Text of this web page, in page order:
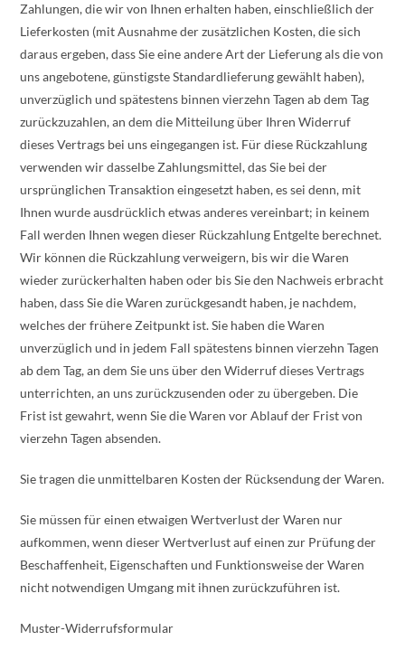
Zahlungen, die wir von Ihnen erhalten haben, einschließlich der
Lieferkosten (mit Ausnahme der zusätzlichen Kosten, die sich
daraus ergeben, dass Sie eine andere Art der Lieferung als die von
uns angebotene, günstigste Standardlieferung gewählt haben),
unverzüglich und spätestens binnen vierzehn Tagen ab dem Tag
zurückzuzahlen, an dem die Mitteilung über Ihren Widerruf
dieses Vertrags bei uns eingegangen ist. Für diese Rückzahlung
verwenden wir dasselbe Zahlungsmittel, das Sie bei der
ursprünglichen Transaktion eingesetzt haben, es sei denn, mit
Ihnen wurde ausdrücklich etwas anderes vereinbart; in keinem
Fall werden Ihnen wegen dieser Rückzahlung Entgelte berechnet.
Wir können die Rückzahlung verweigern, bis wir die Waren
wieder zurückerhalten haben oder bis Sie den Nachweis erbracht
haben, dass Sie die Waren zurückgesandt haben, je nachdem,
welches der frühere Zeitpunkt ist. Sie haben die Waren
unverzüglich und in jedem Fall spätestens binnen vierzehn Tagen
ab dem Tag, an dem Sie uns über den Widerruf dieses Vertrags
unterrichten, an uns zurückzusenden oder zu übergeben. Die
Frist ist gewahrt, wenn Sie die Waren vor Ablauf der Frist von
vierzehn Tagen absenden.
Sie tragen die unmittelbaren Kosten der Rücksendung der Waren.
Sie müssen für einen etwaigen Wertverlust der Waren nur
aufkommen, wenn dieser Wertverlust auf einen zur Prüfung der
Beschaffenheit, Eigenschaften und Funktionsweise der Waren
nicht notwendigen Umgang mit ihnen zurückzuführen ist.
Muster-Widerrufsformular